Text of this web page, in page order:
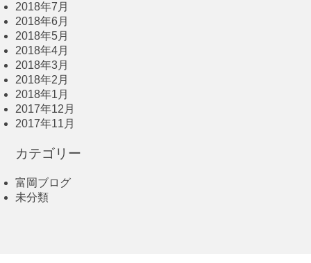
2018年7月
2018年6月
2018年5月
2018年4月
2018年3月
2018年2月
2018年1月
2017年12月
2017年11月
カテゴリー
富岡ブログ
未分類